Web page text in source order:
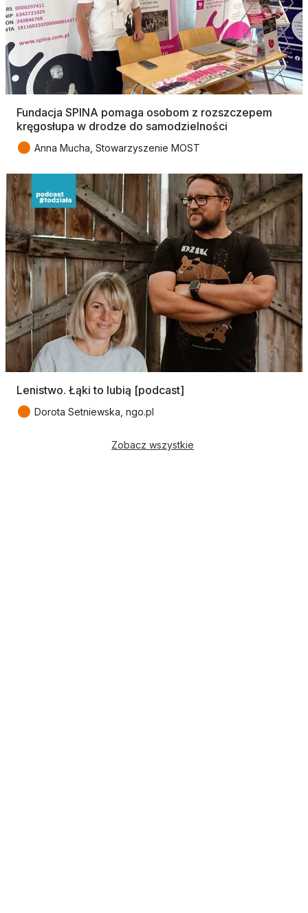
Fundacja SPINA pomaga osobom z rozszczepem
kręgosłupa w drodze do samodzielności
● Anna Mucha, Stowarzyszenie MOST
Lenistwo. Łąki to lubią [podcast]
● Dorota Setniewska, ngo.pl
Zobacz wszystkie